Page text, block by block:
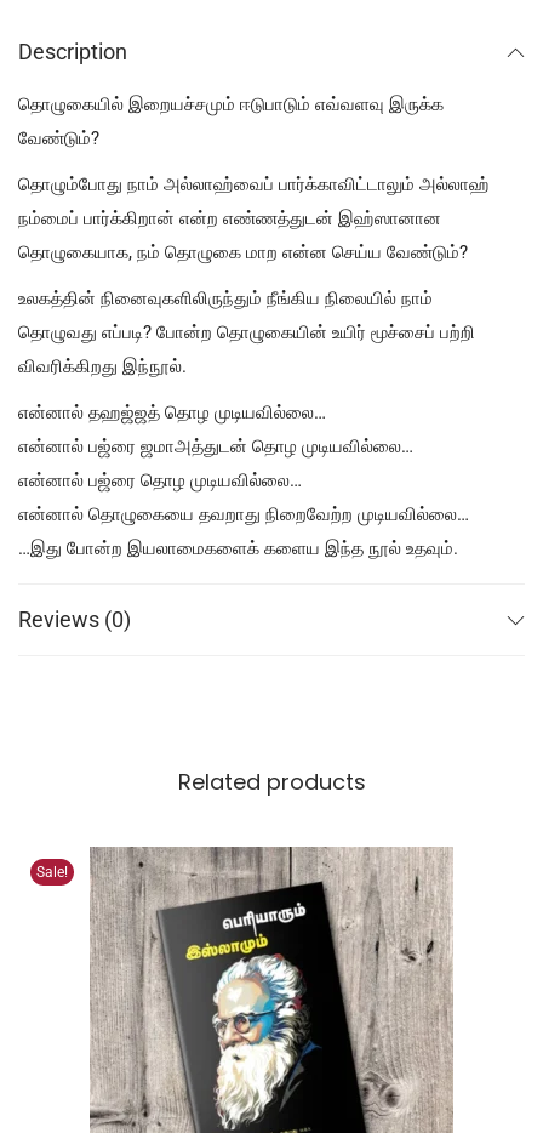
Description
தொழுகையில் இறையச்சமும் ஈடுபாடும் எவ்வளவு இருக்க
வேண்டும்?
தொழும்போது நாம் அல்லாஹ்வைப் பார்க்காவிட்டாலும் அல்லாஹ்
நம்மைப் பார்க்கிறான் என்ற எண்ணத்துடன் இஹ்ஸானான
தொழுகையாக, நம் தொழுகை மாற என்ன செய்ய வேண்டும்?
உலகத்தின் நினைவுகளிலிருந்தும் நீங்கிய நிலையில் நாம்
தொழுவது எப்படி? போன்ற தொழுகையின் உயிர் மூச்சைப் பற்றி
விவரிக்கிறது இந்நூல்.
என்னால் தஹஜ்ஜத் தொழ முடியவில்லை…
என்னால் பஜ்ரை ஜமாஅத்துடன் தொழ முடியவில்லை…
என்னால் பஜ்ரை தொழ முடியவில்லை…
என்னால் தொழுகையை தவறாது நிறைவேற்ற முடியவில்லை…
…இது போன்ற இயலாமைகளைக் களைய இந்த நூல் உதவும்.
Reviews (0)
Related products
Sale!